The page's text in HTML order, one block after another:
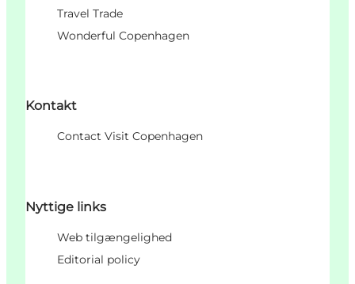
Travel Trade
Wonderful Copenhagen
Kontakt
Contact Visit Copenhagen
Nyttige links
Web tilgængelighed
Editorial policy